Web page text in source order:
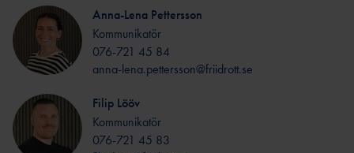
LEDARE
FRIIDROTTSFOKUS -
FÖRENINGSWEBBINARIER
SAMARBETE RF-
LOK-
STÖD
DOMARE
UTBILDARE
TRÄNARE
STRATEGI – SVENSK FRIIDROTT
2030
UNGA
VÄRDEGRUND, SPELREGLER OCH
TRYGGHET
UTBILDNING GENOM RF-
SISU
Anna-Lena Pettersson
Kommunikatör
076-721 45 84
anna-lena.pettersson@friidrott.se
Filip Lööv
Kommunikatör
076-721 45 83